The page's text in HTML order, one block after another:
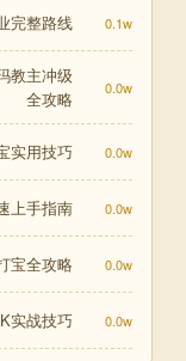
完整路线 0.1w
教主冲级
全攻略
0.0w
实用技巧 0.0w
上手指南 0.0w
宝全攻略 0.0w
实战技巧 0.0w